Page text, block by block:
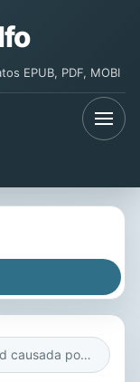
EPUB, PDF, MOBI
La responsabilidad causada por animales sueltos